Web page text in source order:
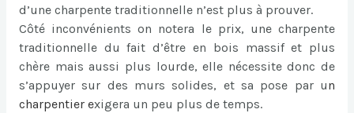
d’une charpente traditionnelle n’est plus à prouver.
Côté inconvénients on notera le prix, une charpente
traditionnelle du fait d’être en bois massif et plus
chère mais aussi plus lourde, elle nécessite donc de
s’appuyer sur des murs solides, et sa pose par un
charpentier exigera un peu plus de temps.